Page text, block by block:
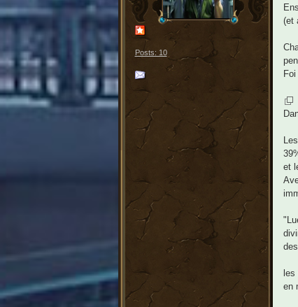
Posts: 10
(et
et
les
en